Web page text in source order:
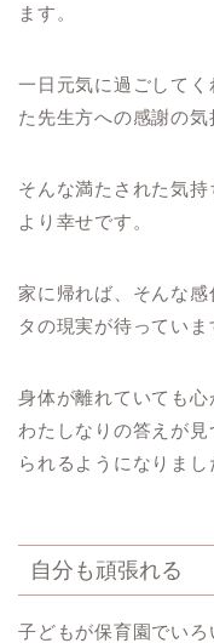
ます。
一日元気に過ごして
た先生方への感謝の気
そんな満たされた気
より幸せです。
家に帰れば、そんな
タの現実が待っていま
身体が離れていても
わたしなりの答えが
られるようになりまし
自分も頑張れる
子どもが保育園でい